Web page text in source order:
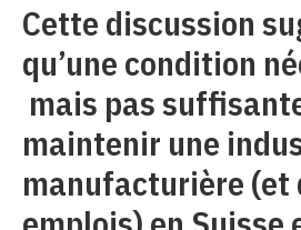
Cette discussion
qu’une condition
mais pas
maintenir une
manufacturière (et